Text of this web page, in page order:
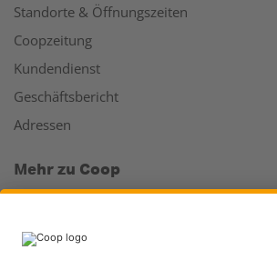
Standorte & Öffnungszeiten
Coopzeitung
Kundendienst
Geschäftsbericht
Adressen
Mehr zu Coop
Läden & Services